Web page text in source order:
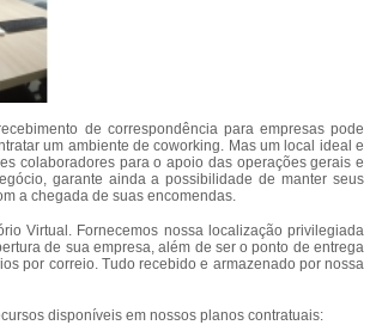
de correspondência para empresas pode
um ambiente de coworking. Mas um local ideal e
colaboradores para o apoio das operações gerais e
garante ainda a possibilidade de manter seus
a chegada de suas encomendas.
Virtual. Fornecemos nossa localização privilegiada
de sua empresa, além de ser o ponto de entrega
por correio. Tudo recebido e armazenado por nossa
disponíveis em nossos planos contratuais: